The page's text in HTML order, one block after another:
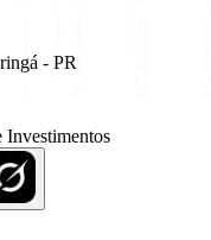
- PR
Investimentos